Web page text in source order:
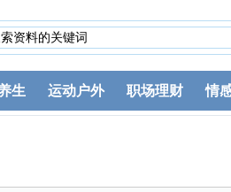
生 运动户外 职场理财 情